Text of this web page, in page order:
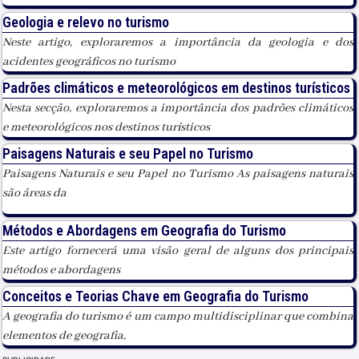
Geologia e relevo no turismo
Neste artigo, exploraremos a importância da geologia e dos
acidentes geográficos no turismo
Padrões climáticos e meteorológicos em destinos turísticos
Nesta secção, exploraremos a importância dos padrões climáticos
e meteorológicos nos destinos turísticos
Paisagens Naturais e seu Papel no Turismo
Paisagens Naturais e seu Papel no Turismo As paisagens naturais
são áreas da
Métodos e Abordagens em Geografia do Turismo
Este artigo fornecerá uma visão geral de alguns dos principais
métodos e abordagens
Conceitos e Teorias Chave em Geografia do Turismo
A geografia do turismo é um campo multidisciplinar que combina
elementos de geografia,